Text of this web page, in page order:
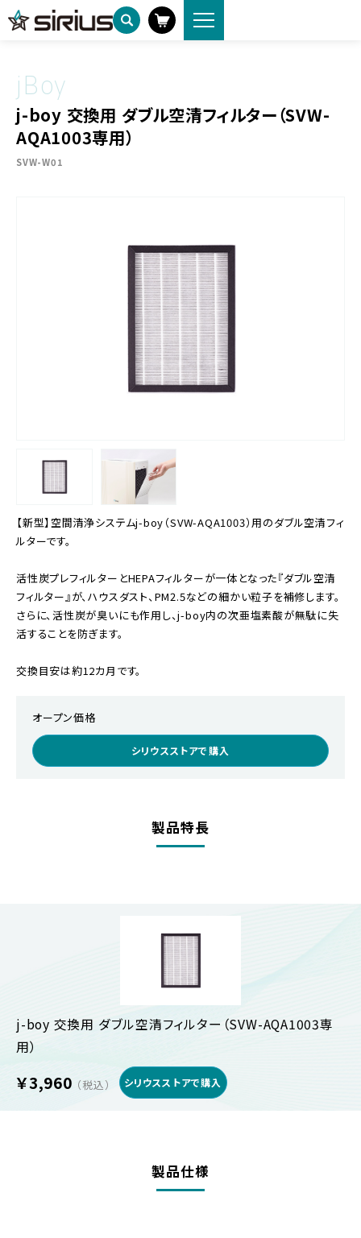
HOME
製品情報
j-boy 交換用 ダブル空清フィルター（SVW-AQA1003専用）
jBoy
j-boy 交換用 ダブル空清フィルター（SVW-
AQA1003専用）
SVW-W01
【新型】空間清浄システムj-boy（SVW-AQA1003）用のダブル空清フィ
ルターです。
活性炭プレフィルターとHEPAフィルターが一体となった『ダブル空清
フィルター』が、ハウスダスト、PM2.5などの細かい粒子を補修します。
さらに、活性炭が臭いにも作用し、j-boy内の次亜塩素酸が無駄に失
活することを防ぎます。
交換目安は約12カ月です。
オープン価格
シリウスストアで購入
製品特長
j-boy 交換用 ダブル空清フィルター（SVW-AQA1003専
用）
￥3,960 （税込） シリウスストアで購入
製品仕様